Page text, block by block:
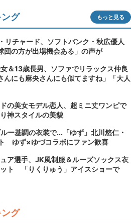
グ もっと見る
リチャード、ソフトバンク・秋広優人
団の方が出場機会ある」の声が
＆13歳長男、ソファでリラックス仲良
にも麻央さんにも似てますね」「大人
の美女モデル恋人、超ミニ丈ワンピで
神スタイルの美貌
ー基調の衣装で...「ゆず」北川悠仁・
ゆず×ゆづコラボにファン歓喜
ア選手、JK風制服＆ルーズソックス衣
ト 「りくりゅう」アイスショーで
グ